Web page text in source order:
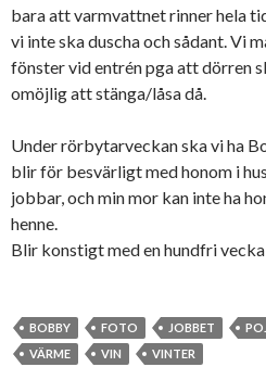
bara att varmvattnet rinner hela
vi inte ska duscha och sådant. Vi
fönster vid entrén pga att dörren
omöjlig att stänga/låsa då.
Under rörbytarveckan ska vi ha
blir för besvärligt med honom i
jobbar, och min mor kan inte ha
henne.
Blir konstigt med en hundfri
BOBBY FOTO JOBBET
VÄRME
VIN VINTER